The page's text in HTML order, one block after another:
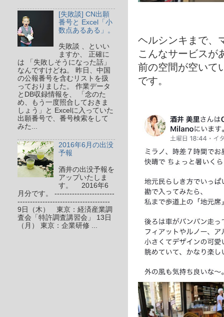
ヘルシンキまで、
こんなサービスが
前の空間が空いて
です。
[失敗談] CN出願
番号と Excel「小
数点あるある」。
失敗談 、といい
ますか、 正確に
は 「失敗しそうになった話」
なんですけどね。 昨日、中国
の公報番号を含むリストを扱
っておりました。 作業データ
とDB収録情報を、 「念のた
め、もう一度照合しておきま
しょう」と Excelに入っていた
出願番号で、番号検索をして
みた...
2016年6月の出没
予報
酒井の出没予報を
アップいたしま
す。 2016年6
月分です。 ------------------------
-------------------------------------
9日（木） 東京：経済産業調
査会「特許調査講習会」 13日
（月） 東京：企業研修 ...